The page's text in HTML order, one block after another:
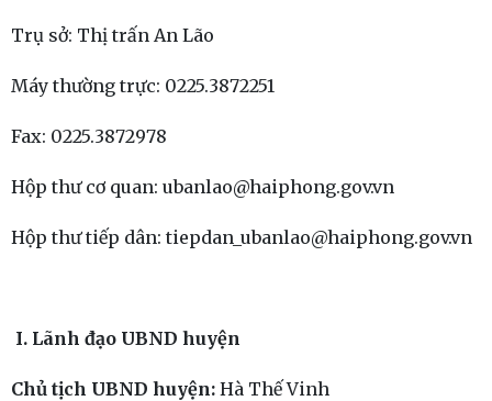
Trụ sở: Thị trấn An Lão
Máy thường trực: 0225.3872251
Fax: 0225.3872978
Hộp thư cơ quan: ubanlao@haiphong.gov.vn
Hộp thư tiếp dân: tiepdan_ubanlao@haiphong.gov.vn
I. Lãnh đạo UBND huyện
Chủ tịch UBND huyện: Hà Thế Vinh